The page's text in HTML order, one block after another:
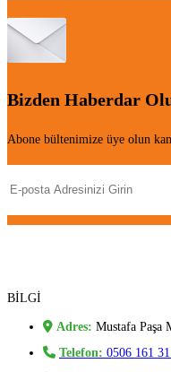
Bizden Haberdar
Abone bültenimize üye olun
BİLGİ
Adres: Mustafa Paşa
Telefon: 0506 161